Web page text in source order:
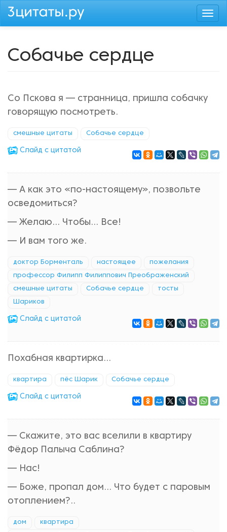
Перейти
Собачье сердце
Со Пскова я — странница, пришла собачку
говорящую посмотреть.
смешные цитаты Собачье сердце
Cлайд с цитатой
— А как это «по-настоящему», позвольте
осведомиться?
— Желаю... Чтобы... Все!
— И вам того же.
доктор Борменталь настоящее пожелания
профессор Филипп Филиппович Преображенский
смешные цитаты Собачье сердце тосты
Шариков
Cлайд с цитатой
Похабная квартирка...
квартира пёс Шарик Собачье сердце
Cлайд с цитатой
— Скажите, это вас вселили в квартиру
Фёдор Палыча Саблина?
— Нас!
— Боже, пропал дом... Что будет с паровым
отоплением?..
дом квартира